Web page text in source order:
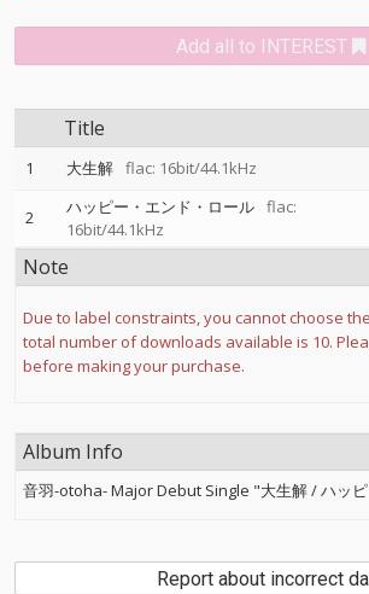
Add all to INTEREST
Title
1 大生解 flac: 16bit/44.1kHz
2 ハッピー・エンド・ロール flac:
16bit/44.1kHz
Note
Due to label constraints, you cannot choose
total number of downloads available is 10.
before making your purchase.
Album Info
音羽-otoha- Major Debut Single "大生解 / ハッ
Report about incorrect